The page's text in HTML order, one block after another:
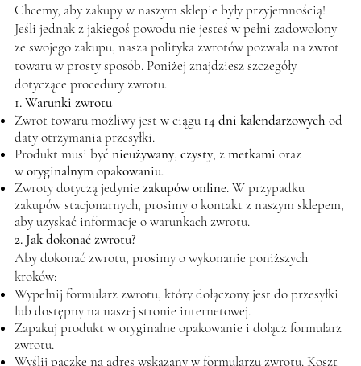
Chcemy, aby zakupy w naszym sklepie były przyjemnością!
Jeśli jednak z jakiegoś powodu nie jesteś w pełni zadowolony
ze swojego zakupu, nasza polityka zwrotów pozwala na zwrot
towaru w prosty sposób. Poniżej znajdziesz szczegóły
dotyczące procedury zwrotu.
1. Warunki zwrotu
Zwrot towaru możliwy jest w ciągu 14 dni kalendarzowych od
daty otrzymania przesyłki.
Produkt musi być nieużywany, czysty, zmetkami oraz
woryginalnym opakowaniu.
Zwroty dotyczą jedynie zakupów online. W przypadku
zakupów stacjonarnych, prosimy o kontakt z naszym sklepem,
aby uzyskać informacje o warunkach zwrotu.
2. Jak dokonać zwrotu?
Aby dokonać zwrotu, prosimy o wykonanie poniższych
kroków:
Wypełnij formularz zwrotu, który dołączony jest do przesyłki
lub dostępny na naszej stronie internetowej.
Zapakuj produkt w oryginalne opakowanie i dołącz formularz
zwrotu.
Wyślij paczkę na adres wskazany w formularzu zwrotu. Koszt